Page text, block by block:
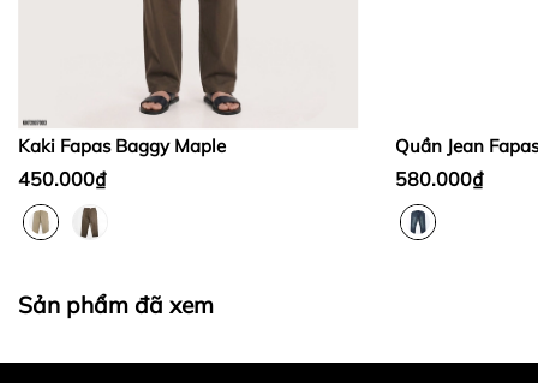
Bước 3
Sản phẩm không đúng với đơn hàng đã đặt
Sản phẩm bị hư hỏng khi nhìn bằng mắt thường
Kaki Fapas Baggy Maple
450.000₫
Quần Jean
580.000₫
Sản phẩm đã xem